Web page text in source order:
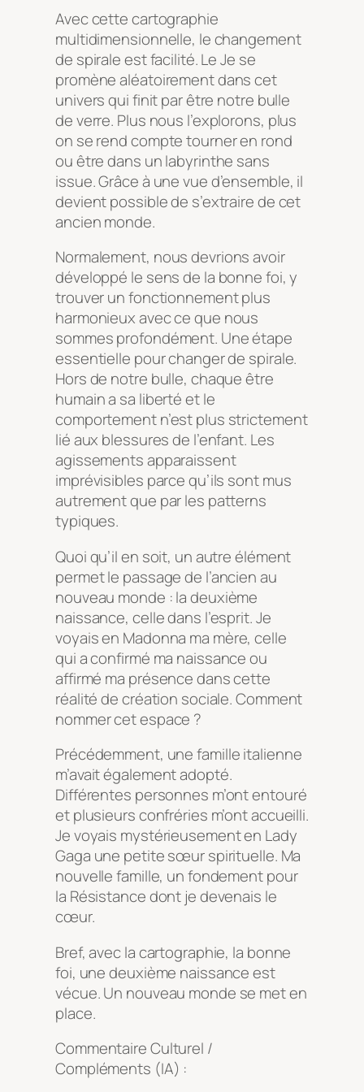
Avec cette cartographie
multidimensionnelle, le changement
de spirale est facilité. Le Je se
promène aléatoirement dans cet
univers qui finit par être notre bulle
de verre. Plus nous l’explorons, plus
on se rend compte tourner en rond
ou être dans un labyrinthe sans
issue. Grâce à une vue d’ensemble, il
devient possible de s’extraire de cet
ancien monde.
Normalement, nous devrions avoir
développé le sens de la bonne foi, y
trouver un fonctionnement plus
harmonieux avec ce que nous
sommes profondément. Une étape
essentielle pour changer de spirale.
Hors de notre bulle, chaque être
humain a sa liberté et le
comportement n’est plus strictement
lié aux blessures de l’enfant. Les
agissements apparaissent
imprévisibles parce qu’ils sont mus
autrement que par les patterns
typiques.
Quoi qu’il en soit, un autre élément
permet le passage de l’ancien au
nouveau monde : la deuxième
naissance, celle dans l’esprit. Je
voyais en Madonna ma mère, celle
qui a confirmé ma naissance ou
affirmé ma présence dans cette
réalité de création sociale. Comment
nommer cet espace ?
Précédemment, une famille italienne
m’avait également adopté.
Différentes personnes m’ont entouré
et plusieurs confréries m’ont accueilli.
Je voyais mystérieusement en Lady
Gaga une petite sœur spirituelle. Ma
nouvelle famille, un fondement pour
la Résistance dont je devenais le
cœur.
Bref, avec la cartographie, la bonne
foi, une deuxième naissance est
vécue. Un nouveau monde se met en
place.
Commentaire Culturel /
Compléments (IA) :